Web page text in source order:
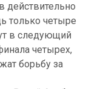
действительно
только четыре
в следующий
четырех,
борьбу за